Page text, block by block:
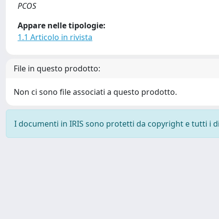
PCOS
Appare nelle tipologie:
1.1 Articolo in rivista
File in questo prodotto:
Non ci sono file associati a questo prodotto.
I documenti in IRIS sono protetti da copyright e tutti i